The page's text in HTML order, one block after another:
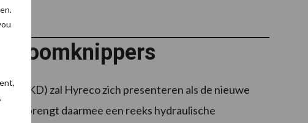
boomknippers
(TKD) zal Hyreco zich presenteren als de nieuwe
brengt daarmee een reeks hydraulische